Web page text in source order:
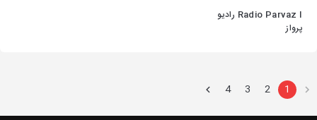
Radio Parvaz I رادیو
پرواز
1
2
3
4